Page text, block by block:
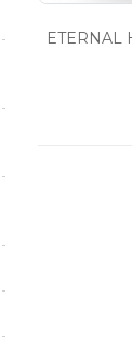
ETERNAL